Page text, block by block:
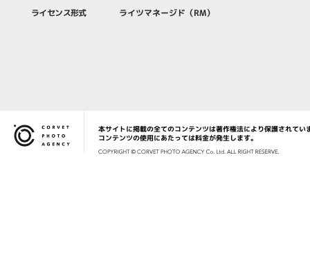
ライセンス形式 ライツマネージド（RM）
Corvet Photo Agency
本サイトに掲載の全てのコンテンツは著作権法により保護されてい
コンテンツの使用にあたっては料金が発生します。